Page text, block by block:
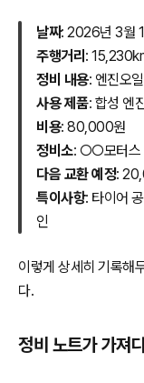
날짜: 2026년 3월
주행거리 :
정비 내용: 엔진오
사용 제품: 합성 엔
비용: 80,000원
정비소: ○○모터
다음 교환 예정:
특이사항: 타이어
인
이렇게 상세히 기록해
다.
정비 노트가 가져